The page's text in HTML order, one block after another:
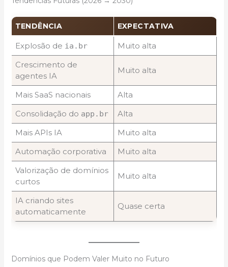
TENDÊNCIA EXPECTATIVA
Explosão de ia.br
Muito alta
Crescimento de
agentes IA
Muito alta
Mais SaaS nacionais
Alta
Consolidação do app.br
Alta
Mais APIs IA
Muito alta
Automação corporativa
Muito alta
Valorização de domínios
curtos
Muito alta
IA criando sites
automaticamente
Quase certa
Domínios que Podem Valer Muito no Futuro